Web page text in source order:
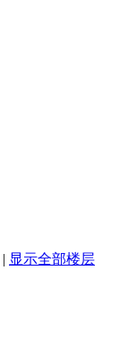
| 显示全部楼层